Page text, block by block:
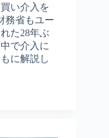
い介入を
務省もユー
た28年ぶ
で介入に
に解説し